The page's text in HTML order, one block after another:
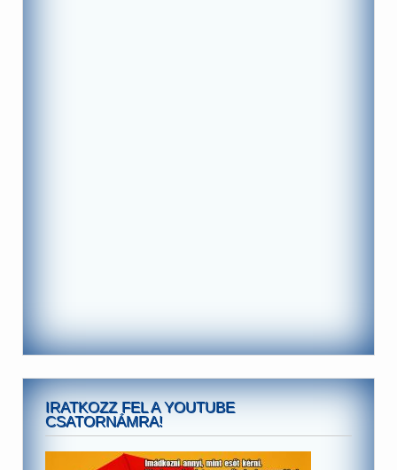
IRATKOZZ FEL A YOUTUBE
CSATORNÁMRA!